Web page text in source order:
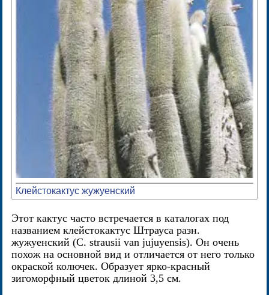
Клейстокактус жужуенский
Этот кактус часто встречается в каталогах под
названием клейстокактус Штрауса разн.
жужуенский (С. strausii van jujuyensis). Он очень
похож на основной вид и отличается от него только
окраской колючек. Образует ярко-красный
зигоморфный цветок длиной 3,5 см.